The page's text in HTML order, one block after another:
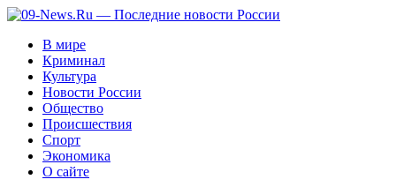
В мире
Криминал
Культура
Новости России
Общество
Происшествия
Спорт
Экономика
О сайте